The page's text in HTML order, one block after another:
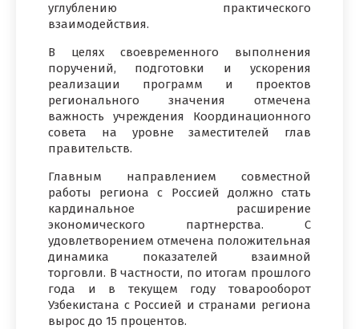
углублению практического
взаимодействия.
В целях своевременного выполнения
поручений, подготовки и ускорения
реализации программ и проектов
регионального значения отмечена
важность учреждения Координационного
совета на уровне заместителей глав
правительств.
Главным направлением совместной
работы региона с Россией должно стать
кардинальное расширение
экономического партнерства. С
удовлетворением отмечена положительная
динамика показателей взаимной
торговли. В частности, по итогам прошлого
года и в текущем году товарооборот
Узбекистана с Россией и странами региона
вырос до 15 процентов.